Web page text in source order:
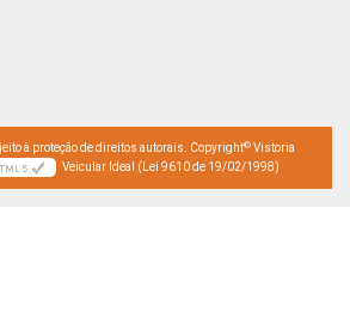
à proteção de direitos autorais. Copyright© Vistoria
Veicular Ideal (Lei 9610 de 19/02/1998)